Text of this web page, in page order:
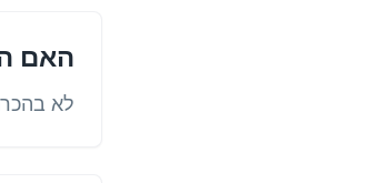
האם
לא